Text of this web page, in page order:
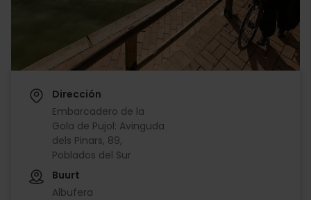
Dirección
Embarcadero de la
Gola de Pujol: Avinguda
dels Pinars, 89,
Poblados del Sur
Buurt
Albufera